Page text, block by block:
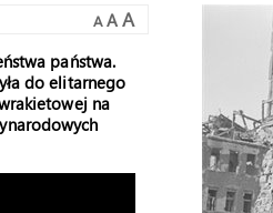
A A A
państwa.
do elitarnego
na